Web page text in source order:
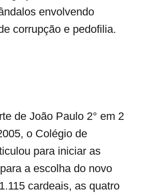
envolvendo
corrupção e pedofilia.
de João Paulo 2° em 2
o Colégio de
para iniciar as
a escolha do novo
cardeais, as quatro